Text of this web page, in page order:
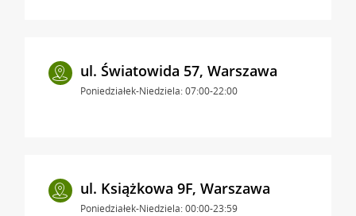
ul. Światowida 57, Warszawa
Poniedziałek-Niedziela: 07:00-22:00
ul. Książkowa 9F, Warszawa
Poniedziałek-Niedziela: 00:00-23:59